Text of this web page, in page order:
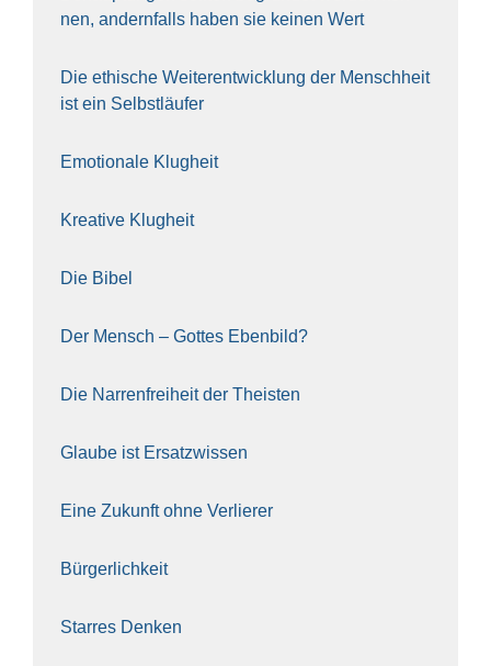
nen, andern­falls haben sie kei­nen Wert
Die ethi­sche Wei­ter­ent­wick­lung der Mensch­heit
ist ein Selbst­läu­fer
Emo­tio­na­le Klug­heit
Krea­ti­ve Klug­heit
Die Bibel
Der Mensch – Got­tes Eben­bild?
Die Nar­ren­frei­heit der The­is­ten
Glau­be ist Ersatz­wis­sen
Eine Zukunft ohne Ver­lie­rer
Bür­ger­lich­keit
Star­res Den­ken